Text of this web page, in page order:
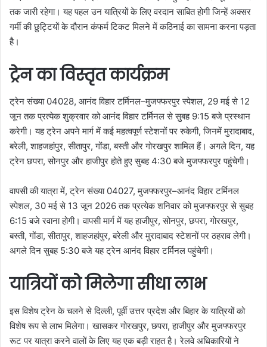
तक जारी रहेगा। यह पहल उन यात्रियों के लिए वरदान साबित होगी जिन्हें अक्सर
गर्मी की छुट्टियों के दौरान कंफर्म टिकट मिलने में कठिनाई का सामना करना पड़ता
है।
ट्रेन का विस्तृत कार्यक्रम
ट्रेन संख्या 04028, आनंद विहार टर्मिनल–मुजफ्फरपुर स्पेशल, 29 मई से 12
जून तक प्रत्येक शुक्रवार को आनंद विहार टर्मिनल से सुबह 9:15 बजे प्रस्थान
करेगी। यह ट्रेन अपने मार्ग में कई महत्वपूर्ण स्टेशनों पर रुकेगी, जिनमें मुरादाबाद,
बरेली, शाहजहांपुर, सीतापुर, गोंडा, बस्ती और गोरखपुर शामिल हैं। अगले दिन, यह
ट्रेन छपरा, सोनपुर और हाजीपुर होते हुए सुबह 4:30 बजे मुजफ्फरपुर पहुंचेगी।
वापसी की यात्रा में, ट्रेन संख्या 04027, मुजफ्फरपुर–आनंद विहार टर्मिनल
स्पेशल, 30 मई से 13 जून 2026 तक प्रत्येक शनिवार को मुजफ्फरपुर से सुबह
6:15 बजे रवाना होगी। वापसी मार्ग में यह हाजीपुर, सोनपुर, छपरा, गोरखपुर,
बस्ती, गोंडा, सीतापुर, शाहजहांपुर, बरेली और मुरादाबाद स्टेशनों पर ठहराव लेगी।
अगले दिन सुबह 5:30 बजे यह ट्रेन आनंद विहार टर्मिनल पहुंचेगी।
यात्रियों को मिलेगा सीधा लाभ
इस विशेष ट्रेन के चलने से दिल्ली, पूर्वी उत्तर प्रदेश और बिहार के यात्रियों को
विशेष रूप से लाभ मिलेगा। खासकर गोरखपुर, छपरा, हाजीपुर और मुजफ्फरपुर
रूट पर यात्रा करने वालों के लिए यह एक बड़ी राहत है। रेलवे अधिकारियों ने